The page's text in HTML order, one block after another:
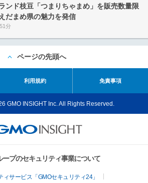
ンド枝豆「つまりちゃまめ」を販売数量限
だまめ県の魅力を発信
分
ページの先頭へ
利用規約 免責事項
GMO INSIGHT Inc. All Rights Reserved.
プのセキュリティ事業について
サービス「GMOセキュリティ24」